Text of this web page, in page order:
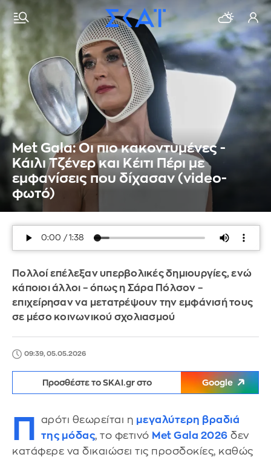
Met Gala: Οι πιο κακοντυμένες -
Κάιλι Τζένερ και Κέιτι Πέρι με
εμφανίσεις που δίχασαν (video-
φωτό)
Πολλοί επέλεξαν υπερβολικές δημιουργίες, ενώ
κάποιοι άλλοι – όπως η Σάρα Πόλσον –
επιχείρησαν να μετατρέψουν την εμφάνισή τους
σε μέσο κοινωνικού σχολιασμού
09:39, 05.05.2026
Προσθέστε το SKAI.gr στο Google
Π αρότι θεωρείται η μεγαλύτερη βραδιά
της μόδας, το φετινό Met Gala 2026 δεν
κατάφερε να δικαιώσει τις προσδοκίες, καθώς